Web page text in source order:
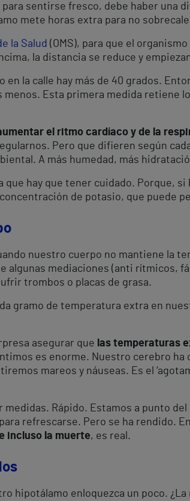
para sentirse fresco, debe haber una
mete horas extra para no
la Salud (OMS), para que el
la distancia se reduce y
en la calle hay más de 40 grados.
Esta primera medida retiene
el ritmo cardíaco y de la
Pero que difieren según
A más humedad, más
que hay que tener cuidado. Porque,
de potasio, que puede
nuestro cuerpo no mantiene la
algunas mediaciones (anti rítmicos,
trombos o placas de grasa.
gramo de temperatura extra en
asegurar que las temperaturas
es enorme. Nuestro cerebro ha
mareos y náuseas. Es el
medidas. Rápido. Estamos a punto
refrescarse. Pero se ha rendido.
incluso la muerte, es real.
hipotálamo enloquezca un poco.